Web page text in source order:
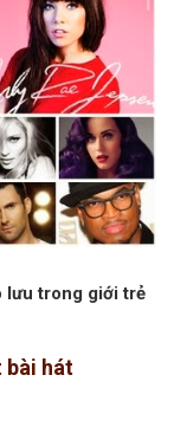
lưu trong giới trẻ
bài hát